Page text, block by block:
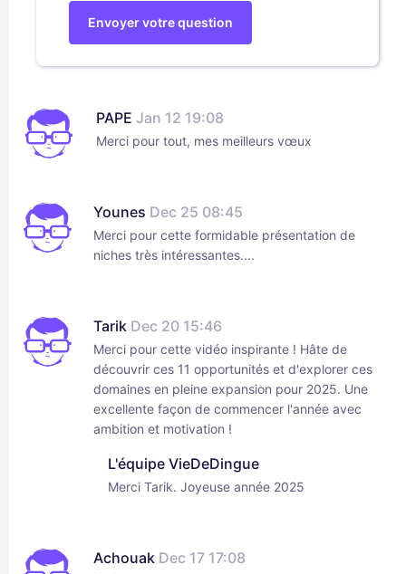
Envoyer votre question
PAPE Jan 12 19:08
Merci pour tout, mes meilleurs vœux
Younes Dec 25 08:45
Merci pour cette formidable présentation de
niches très intéressantes....
Tarik Dec 20 15:46
Merci pour cette vidéo inspirante ! Hâte de
découvrir ces 11 opportunités et d'explorer ces
domaines en pleine expansion pour 2025. Une
excellente façon de commencer l'année avec
ambition et motivation !
L'équipe VieDeDingue
Merci Tarik. Joyeuse année 2025
Achouak Dec 17 17:08